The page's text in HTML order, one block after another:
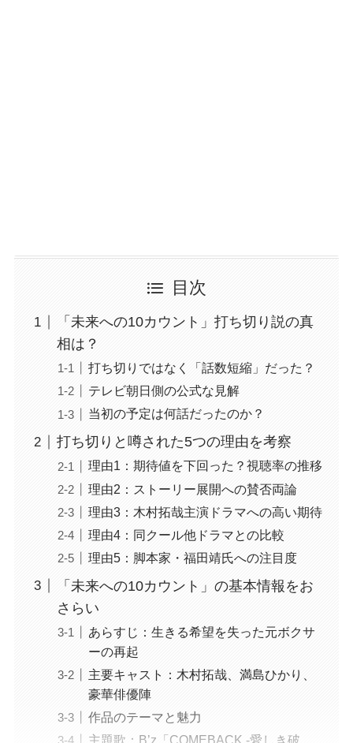
目次
「未来への10カウント」打ち切り説の真
相は？
打ち切りではなく「話数短縮」だった？
テレビ朝日側の公式な見解
当初の予定は何話だったのか？
打ち切りと噂された5つの理由を考察
理由1：期待値を下回った？視聴率の推移
理由2：ストーリー展開への賛否両論
理由3：木村拓哉主演ドラマへの高い期待
理由4：同クール他ドラマとの比較
理由5：脚本家・福田靖氏への注目度
「未来への10カウント」の基本情報をお
さらい
あらすじ：生きる希望を失った元ボクサ
ーの再起
主要キャスト：木村拓哉、満島ひかり、
豪華俳優陣
作品のテーマと魅力
主題歌：B’z「COMEBACK -愛しき破